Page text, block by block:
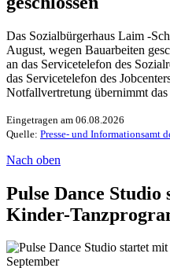
Das Sozialbürgerhaus Laim -
August, wegen Bauarbeiten
an das Servicetelefon des
das Servicetelefon des
Notfallvertretung übernimmt das
Eingetragen am 06.08.2026
Quelle: Presse- und Informationsamt
Nach oben
Pulse Dance
Kinder-